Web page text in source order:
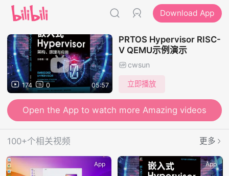
Download App
174 0 05:57
PRTOS Hypervisor RISC-
V QEMU示例演示
cwsun
立即播放
Open the App to watch more Amazing videos
100+个相关视频 更多
App App